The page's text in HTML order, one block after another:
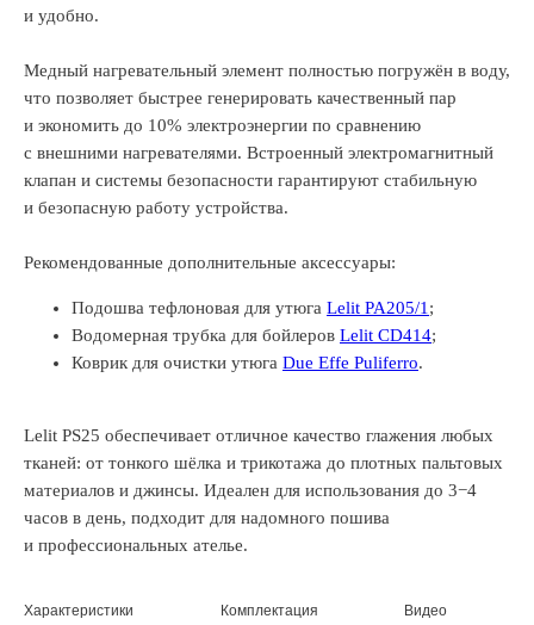
и удобно.
Медный нагревательный элемент полностью погружён в воду,
что позволяет быстрее генерировать качественный пар
и экономить до 10% электроэнергии по сравнению
с внешними нагревателями. Встроенный электромагнитный
клапан и системы безопасности гарантируют стабильную
и безопасную работу устройства.
Рекомендованные дополнительные аксессуары:
Подошва тефлоновая для утюга Lelit PA205/1 ;
Водомерная трубка для бойлеров Lelit CD414;
Коврик для очистки утюга Due Effe Puliferro.
Lelit PS25 обеспечивает отличное качество глажения любых
тканей: от тонкого шёлка и трикотажа до плотных пальтовых
материалов и джинсы. Идеален для использования до 3−4
часов в день, подходит для надомного пошива
и профессиональных ателье.
Характеристики Комплектация Видео